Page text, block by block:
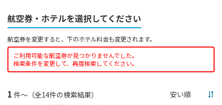
航空券・ホテルを選択してください
航空券を変更すると、下のホテル料金も変更されます。
ご利用可能な航空券が見つかりませんでした。
検索条件を変更して、再度検索してください。
1 件～（全14件の検索結果）